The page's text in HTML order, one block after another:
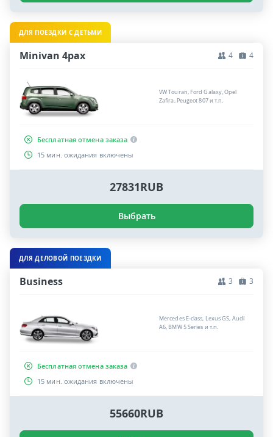
ДЛЯ ПОЕЗДКИ С ДЕТЬМИ
Minivan 4pax 4 4
VW Touran, Ford Galaxy, Opel
Zafira, Peugeot 807 и т.п.
Бесплатная отмена заказа
15 мин. ожидания включены
27831RUB
Выбрать
ДЛЯ ДЕЛОВОЙ ПОЕЗДКИ
Business 3 3
Mercedes E-class, Lexus GS, Audi
A6, BMW 5 Series и т.п.
Бесплатная отмена заказа
15 мин. ожидания включены
55660RUB